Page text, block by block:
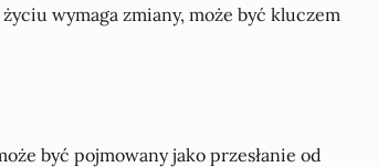
wymaga zmiany, może być kluczem
być pojmowany jako przesłanie od